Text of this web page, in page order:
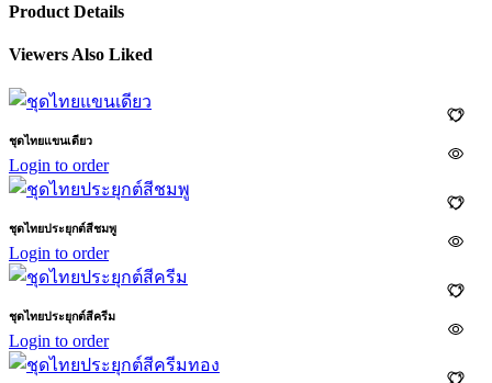
Product Details
Viewers Also Liked
ชุดไทยแขนเดียว
Login to order
ชุดไทยประยุกต์สีชมพู
Login to order
ชุดไทยประยุกต์สีครีม
Login to order